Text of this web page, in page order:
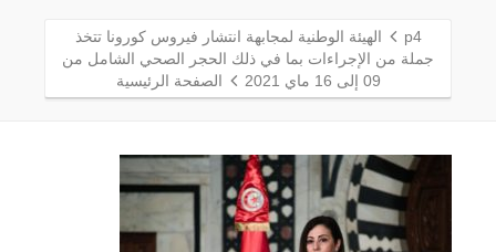
p4
الهيئة الوطنية لمجابهة انتشار فيروس كورونا تتخذ
جملة من الإجراءات بما في ذلك الحجر الصحي الشامل من
09 إلى 16 ماي 2021
الصفحة الرئيسية